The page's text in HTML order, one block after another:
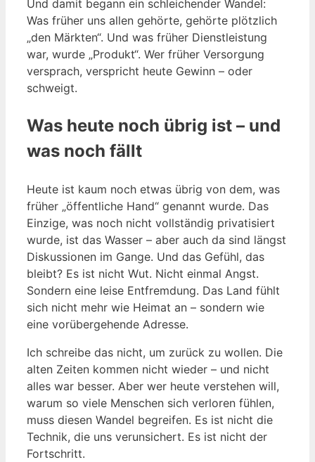
Und damit begann ein schleichender Wandel:
Was früher uns allen gehörte, gehörte plötzlich
„den Märkten“. Und was früher Dienstleistung
war, wurde „Produkt“. Wer früher Versorgung
versprach, verspricht heute Gewinn – oder
schweigt.
Was heute noch übrig ist – und
was noch fällt
Heute ist kaum noch etwas übrig von dem, was
früher „öffentliche Hand“ genannt wurde. Das
Einzige, was noch nicht vollständig privatisiert
wurde, ist das Wasser – aber auch da sind längst
Diskussionen im Gange. Und das Gefühl, das
bleibt? Es ist nicht Wut. Nicht einmal Angst.
Sondern eine leise Entfremdung. Das Land fühlt
sich nicht mehr wie Heimat an – sondern wie
eine vorübergehende Adresse.
Ich schreibe das nicht, um zurück zu wollen. Die
alten Zeiten kommen nicht wieder – und nicht
alles war besser. Aber wer heute verstehen will,
warum so viele Menschen sich verloren fühlen,
muss diesen Wandel begreifen. Es ist nicht die
Technik, die uns verunsichert. Es ist nicht der
Fortschritt.